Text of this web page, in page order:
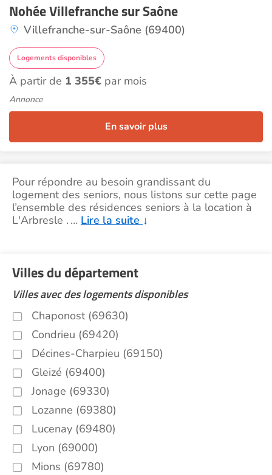
Nohée Villefranche sur Saône
Villefranche-sur-Saône (69400)
Logements disponibles
À partir de 1 355€ par mois
Annonce
En savoir plus
Pour répondre au besoin grandissant du
logement des seniors, nous listons sur cette page
l’ensemble des résidences seniors à la location à
L'Arbresle . … Lire la suite ↓
Villes du département
Villes avec des logements disponibles
Chaponost (69630)
Condrieu (69420)
Décines-Charpieu (69150)
Gleizé (69400)
Jonage (69330)
Lozanne (69380)
Lucenay (69480)
Lyon (69000)
Mions (69780)